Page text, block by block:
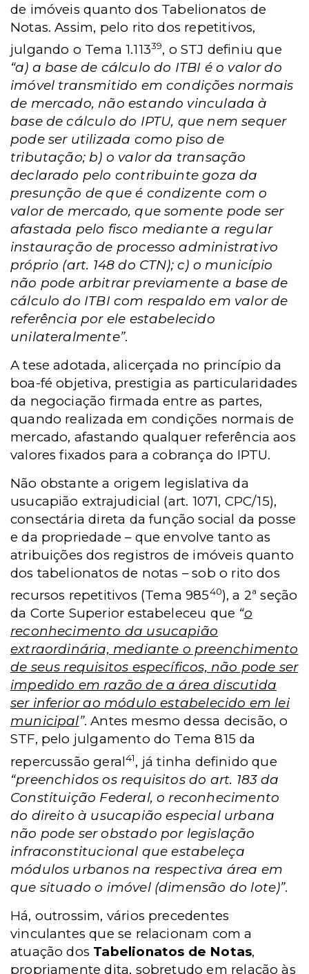
de imóveis quanto dos Tabelionatos de
Notas. Assim, pelo rito dos repetitivos,
julgando o Tema 1.11339, o STJ definiu que
“a) a base de cálculo do ITBI é o valor do
imóvel transmitido em condições normais
de mercado, não estando vinculada à
base de cálculo do IPTU, que nem sequer
pode ser utilizada como piso de
tributação; b) o valor da transação
declarado pelo contribuinte goza da
presunção de que é condizente com o
valor de mercado, que somente pode ser
afastada pelo fisco mediante a regular
instauração de processo administrativo
próprio (art. 148 do CTN); c) o município
não pode arbitrar previamente a base de
cálculo do ITBI com respaldo em valor de
referência por ele estabelecido
unilateralmente”.
A tese adotada, alicerçada no princípio da
boa-fé objetiva, prestigia as particularidades
da negociação firmada entre as partes,
quando realizada em condições normais de
mercado, afastando qualquer referência aos
valores fixados para a cobrança do IPTU.
Não obstante a origem legislativa da
usucapião extrajudicial (art. 1071, CPC/15),
consectária direta da função social da posse
e da propriedade – que envolve tanto as
atribuições dos registros de imóveis quanto
dos tabelionatos de notas – sob o rito dos
recursos repetitivos (Tema 98540), a 2ª seção
da Corte Superior estabeleceu que “o
reconhecimento da usucapião
extraordinária, mediante o preenchimento
de seus requisitos específicos, não pode ser
impedido em razão de a área discutida
ser inferior ao módulo estabelecido em lei
municipal”. Antes mesmo dessa decisão, o
STF, pelo julgamento do Tema 815 da
repercussão geral41, já tinha definido que
“preenchidos os requisitos do art. 183 da
Constituição Federal, o reconhecimento
do direito à usucapião especial urbana
não pode ser obstado por legislação
infraconstitucional que estabeleça
módulos urbanos na respectiva área em
que situado o imóvel (dimensão do lote)”.
Há, outrossim, vários precedentes
vinculantes que se relacionam com a
atuação dos Tabelionatos de Notas,
propriamente dita, sobretudo em relação às